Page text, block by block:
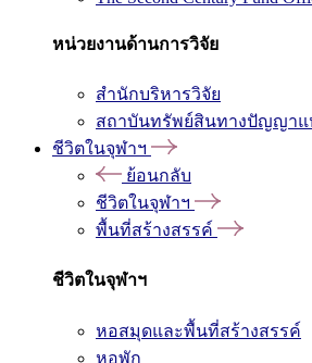
หน่วยงานด้านการวิจัย
สำนักบริหารวิจัย
สถาบันทรัพย์สินทางปัญญาแ
ชีวิตในจุฬาฯ
ย้อนกลับ
ชีวิตในจุฬาฯ
พื้นที่สร้างสรรค์
ชีวิตในจุฬาฯ
หอสมุดและพื้นที่สร้างสรรค์
หอพัก